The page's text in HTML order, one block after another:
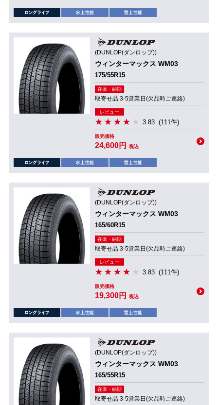
(DUNLOP(ダンロップ))
ウィンターマックス WM03
175/55R15
在庫・納期
取寄せ品 3-5営業日(欠品時ご連絡)
レビュー
3.83 (111件)
販売価格
24,600円 税込
(DUNLOP(ダンロップ))
ウィンターマックス WM03
165/60R15
在庫・納期
取寄せ品 3-5営業日(欠品時ご連絡)
レビュー
3.83 (111件)
販売価格
19,300円 税込
(DUNLOP(ダンロップ))
ウィンターマックス WM03
165/55R15
在庫・納期
取寄せ品 3-5営業日(欠品時ご連絡)